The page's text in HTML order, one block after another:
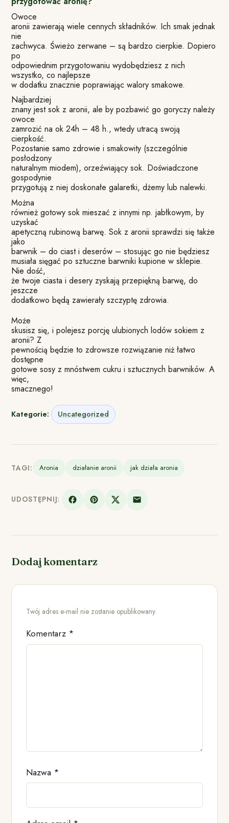
Owoce
aronii zawierają wiele cennych składników. Ich smak jednak
nie
zachwyca. Świeżo zerwane – są bardzo cierpkie. Dopiero
po
odpowiednim przygotowaniu wydobędziesz z nich
wszystko, co najlepsze
w dodatku znacznie poprawiając walory smakowe.
Najbardziej
znany jest sok z aronii, ale by pozbawić go goryczy należy
owoce
zamrozić na ok 24h – 48 h., wtedy utracą swoją
cierpkość.
Pozostanie samo zdrowie i smakowity (szczególnie
posłodzony
naturalnym miodem), orzeźwiający sok. Doświadczone
gospodynie
przygotują z niej doskonałe galaretki, dżemy lub nalewki.
Można
również gotowy sok mieszać z innymi np. jabłkowym, by
uzyskać
apetyczną rubinową barwę. Sok z aronii sprawdzi się także
jako
barwnik – do ciast i deserów – stosując go nie będziesz
musiała sięgać po sztuczne barwniki kupione w sklepie.
Nie dość,
że twoje ciasta i desery zyskają przepiękną barwę, do
jeszcze
dodatkowo będą zawierały szczyptę zdrowia.
Może
skusisz się, i polejesz porcję ulubionych lodów sokiem z
aronii? Z
pewnością będzie to zdrowsze rozwiązanie niż łatwo
dostępne
gotowe sosy z mnóstwem cukru i sztucznych barwników. A
więc,
smacznego!
Kategorie: Uncategorized
TAGI: Aronia działanie aronii jak działa aronia
UDOSTĘPNIJ:
Dodaj komentarz
Twój adres e-mail nie zostanie opublikowany.
Komentarz *
Nazwa *